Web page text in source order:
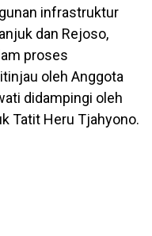
infrastruktur
dan Rejoso,
proses
oleh Anggota
didampingi oleh
Tatit Heru Tjahyono.